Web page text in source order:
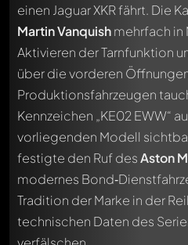
einen Jaguar XKR fährt. Die
Martin Vanquishmehrfach in
Aktivieren der Tarnfunktion
über die vorderen
Produktionsfahrzeugen
Kennzeichen „KE02 EWW“
vorliegenden Modell
festigte den Ruf desAston
modernes
Tradition der Marke in der
technischen Daten des